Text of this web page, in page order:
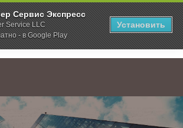
Сервис Экспресс
Service LLC
- в Google Play
Установить
Новости 3 июля - выходной день в